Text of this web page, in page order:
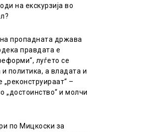
на екскурзија во
пропадната држава
правдата е
луѓето се
и политика, а владата и
„реконструираат“ –
„достоинство“ и молчи
по Мицкоски за